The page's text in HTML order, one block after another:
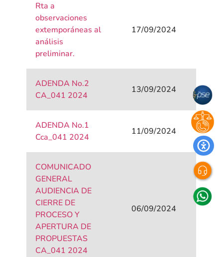
Rta a
observaciones
extemporáneas al
análisis
preliminar.
17/09/2024
ADENDA No.2
CA_041 2024
13/09/2024
ADENDA No.1
Cca_041 2024
11/09/2024
COMUNICADO
GENERAL
AUDIENCIA DE
CIERRE DE
PROCESO Y
APERTURA DE
PROPUESTAS
CA_041 2024
06/09/2024